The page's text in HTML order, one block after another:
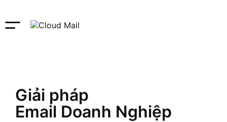
Giải pháp
Email Doanh Nghiệp